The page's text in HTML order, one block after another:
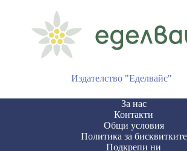
Издателство "Еделвайс"
За нас
Контакти
Общи условия
Политика за бисквитките
Подкрепи ни